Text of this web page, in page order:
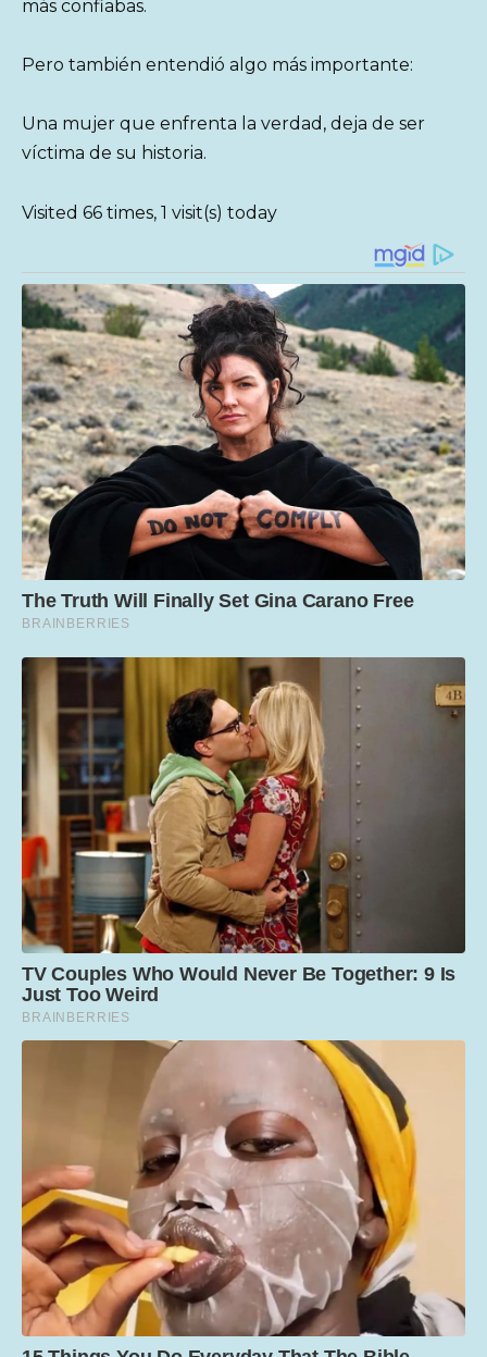
más confiabas.
Pero también entendió algo más importante:
Una mujer que enfrenta la verdad, deja de ser
víctima de su historia.
Visited 66 times, 1 visit(s) today